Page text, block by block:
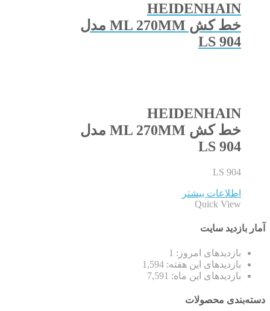
HEIDENHAIN
خط کش ML 270MM مدل
LS 904
HEIDENHAIN
خط کش ML 270MM مدل
LS 904
LS 904
اطلاعات بیشتر
Quick View
آمار بازدید سایت
بازدیدهای امروز: 1
بازدیدهای این هفته: 1,594
بازدیدهای این ماه: 7,591
دسته‌بندی محصولات